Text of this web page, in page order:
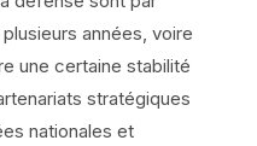
années, voire
une certaine stabilité
stratégiques
nationales et